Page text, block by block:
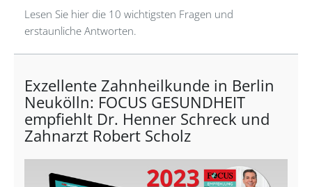
Lesen Sie hier die 10 wichtigsten Fragen und
erstaunliche Antworten.
Exzellente Zahnheilkunde in Berlin
Neukölln: FOCUS GESUNDHEIT
empfiehlt Dr. Henner Schreck und
Zahnarzt Robert Scholz